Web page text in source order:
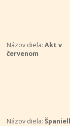
Názov diela: Akt v
červenom
Názov diela: